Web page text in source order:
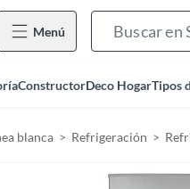
Menú
ConstructorDeco HogarTipos
blanca Refrigeración